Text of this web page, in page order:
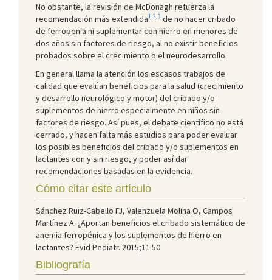
No obstante, la revisión de McDonagh refuerza la
recomendación más extendida1,2,3 de no hacer cribado
de ferropenia ni suplementar con hierro en menores de
dos años sin factores de riesgo, al no existir beneficios
probados sobre el crecimiento o el neurodesarrollo.
En general llama la atención los escasos trabajos de
calidad que evalúan beneficios para la salud (crecimiento
y desarrollo neurológico y motor) del cribado y/o
suplementos de hierro especialmente en niños sin
factores de riesgo. Así pues, el debate científico no está
cerrado, y hacen falta más estudios para poder evaluar
los posibles beneficios del cribado y/o suplementos en
lactantes con y sin riesgo, y poder así dar
recomendaciones basadas en la evidencia.
Cómo citar este artículo
Sánchez Ruiz-Cabello FJ, Valenzuela Molina O, Campos
Martínez A. ¿Aportan beneficios el cribado sistemático de
anemia ferropénica y los suplementos de hierro en
lactantes? Evid Pediatr. 2015;11:50
Bibliografía